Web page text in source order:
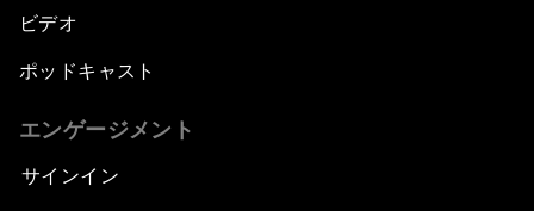
ビデオ
ポッドキャスト
エンゲージメント
サインイン